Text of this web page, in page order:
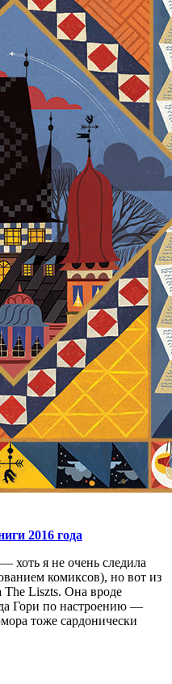
2016 года
хоть я не очень следила
комиксов), но вот из
The Liszts. Она вроде
Гори по настроению —
тоже сардонически